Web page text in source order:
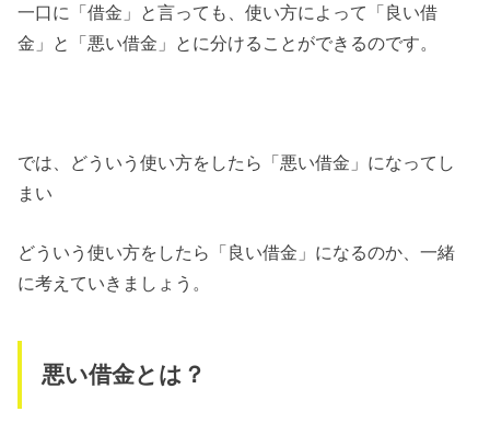
一口に「借金」と言っても、使い方によって「良い借
金」と「悪い借金」とに分けることができるのです。
では、どういう使い方をしたら「悪い借金」になってし
まい
どういう使い方をしたら「良い借金」になるのか、一緒
に考えていきましょう。
悪い借金とは？